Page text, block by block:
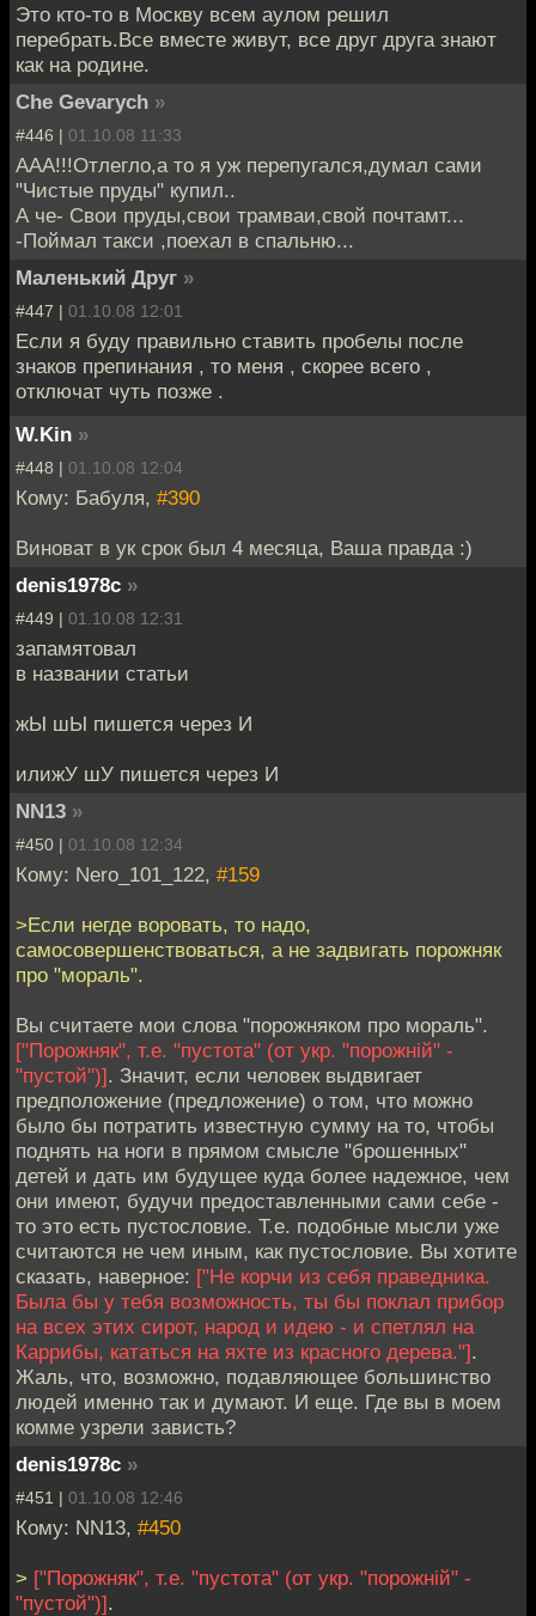
Это кто-то в Москву всем аулом решил
перебрать.Все вместе живут, все друг друга знают
как на родине.
Che Gevarych »
#446 | 01.10.08 11:33
ААА!!!Отлегло,а то я уж перепугался,думал сами
"Чистые пруды" купил..
А че- Свои пруды,свои трамваи,свой почтамт...
-Поймал такси ,поехал в спальню...
Маленький Друг »
#447 | 01.10.08 12:01
Если я буду правильно ставить пробелы после
знаков препинания , то меня , скорее всего ,
отключат чуть позже .
W.Kin »
#448 | 01.10.08 12:04
Кому: Бабуля, #390
Виноват в ук срок был 4 месяца, Ваша правда :)
denis1978c »
#449 | 01.10.08 12:31
запамятовал
в названии статьи
жЫ шЫ пишется через И
илижУ шУ пишется через И
NN13 »
#450 | 01.10.08 12:34
Кому: Nero_101_122, #159
>Если негде воровать, то надо,
самосовершенствоваться, а не задвигать порожняк
про "мораль".
Вы считаете мои слова "порожняком про мораль".
["Порожняк", т.е. "пустота" (от укр. "порожнiй" -
"пустой")]. Значит, если человек выдвигает
предположение (предложение) о том, что можно
было бы потратить известную сумму на то, чтобы
поднять на ноги в прямом смысле "брошенных"
детей и дать им будущее куда более надежное, чем
они имеют, будучи предоставленными сами себе -
то это есть пустословие. Т.е. подобные мысли уже
считаются не чем иным, как пустословие. Вы хотите
сказать, наверное: ["Не корчи из себя праведника.
Была бы у тебя возможность, ты бы поклал прибор
на всех этих сирот, народ и идею - и спетлял на
Каррибы, кататься на яхте из красного дерева."].
Жаль, что, возможно, подавляющее большинство
людей именно так и думают. И еще. Где вы в моем
комме узрели зависть?
denis1978c »
#451 | 01.10.08 12:46
Кому: NN13, #450
> ["Порожняк", т.е. "пустота" (от укр. "порожнiй" -
"пустой")].